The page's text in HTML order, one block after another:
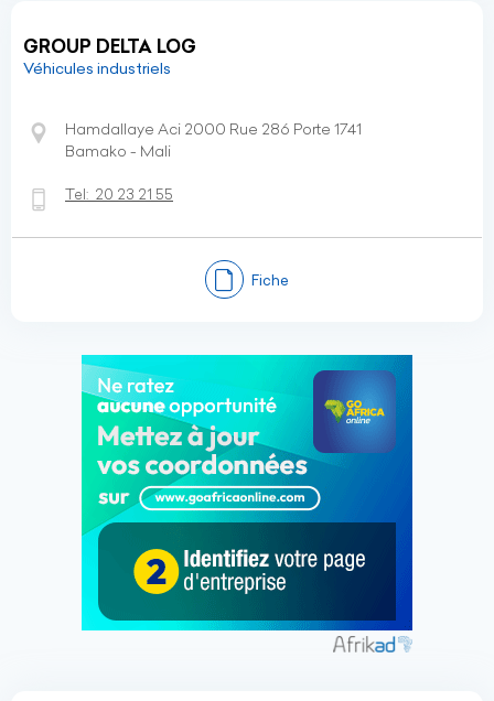
GROUP DELTA LOG
Véhicules industriels
Hamdallaye Aci 2000 Rue 286 Porte 1741
Bamako - Mali
Tel: 20 23 21 55
Fiche